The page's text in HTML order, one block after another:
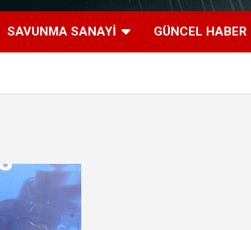
SAVUNMA SANAYI GÜNCEL HABER